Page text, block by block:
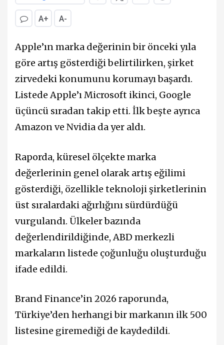
A+ A-
Apple’ın marka değerinin bir önceki yıla
göre artış gösterdiği belirtilirken, şirket
zirvedeki konumunu korumayı başardı.
Listede Apple’ı Microsoft ikinci, Google
üçüncü sıradan takip etti. İlk beşte ayrıca
Amazon ve Nvidia da yer aldı.
Raporda, küresel ölçekte marka
değerlerinin genel olarak artış eğilimi
gösterdiği, özellikle teknoloji şirketlerinin
üst sıralardaki ağırlığını sürdürdüğü
vurgulandı. Ülkeler bazında
değerlendirildiğinde, ABD merkezli
markaların listede çoğunluğu oluşturduğu
ifade edildi.
Brand Finance’in 2026 raporunda,
Türkiye’den herhangi bir markanın ilk 500
listesine giremediği de kaydedildi.